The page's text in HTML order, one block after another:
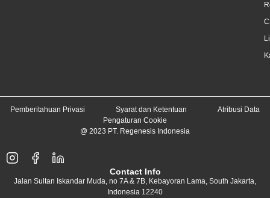
Pemberitahuan Privasi Syarat dan Ketentuan
Atribusi Data
Pengaturan Cookie
@ 2023 PT. Regenesis Indonesia
Contact Info
Jalan Sultan Iskandar Muda, no 7A & 7B, Kebayoran Lama, South Jakarta,
Indonesia 12240